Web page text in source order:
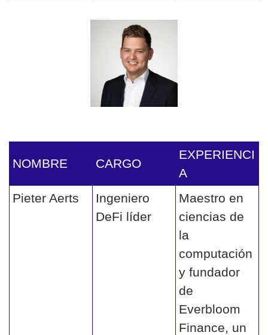
NOMBRE CARGO
EXPERIENCI
A
Pieter Aerts
Ingeniero
DeFi líder
Maestro en
ciencias de
la
computación
y fundador
de
Everbloom
Finance, un